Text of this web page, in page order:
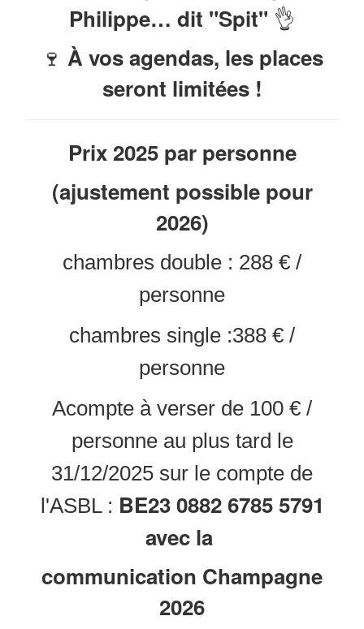
Philippe… dit "Spit" 👌
🍷 À vos agendas, les places
seront limitées !
Prix 2025 par personne
(ajustement possible pour
2026)
chambres double : 288 € /
personne
chambres single :388 € /
personne
Acompte à verser de 100 € /
personne au plus tard le
31/12/2025 sur le compte de
l'ASBL : BE23 0882 6785 5791
avec la
communication Champagne
2026